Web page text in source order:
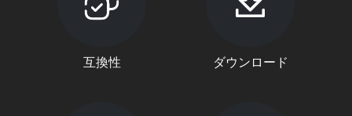
互換性 ダウンロード